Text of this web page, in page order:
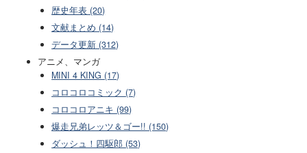
歴史年表 (20)
文献まとめ (14)
データ更新 (312)
アニメ、マンガ
MINI 4 KING (17)
コロコロコミック (7)
コロコロアニキ (99)
爆走兄弟レッツ＆ゴー!! (150)
ダッシュ！四駆郎 (53)